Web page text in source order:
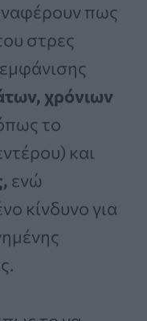
πως
στρες
χρόνιων
το
και
ενώ
κίνδυνο για